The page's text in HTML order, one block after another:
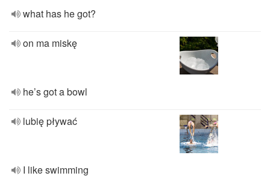
what has he got?
on ma miskę
he’s got a bowl
lubię pływać
I like swimming